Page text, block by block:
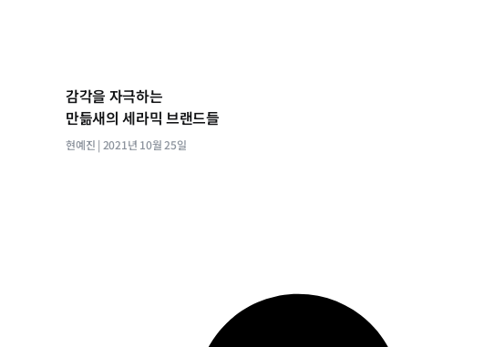
감각을 자극하는
만듦새의 세라믹 브랜드들
현예진 2021년 10월 25일